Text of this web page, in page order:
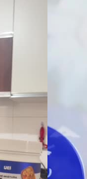
canal.